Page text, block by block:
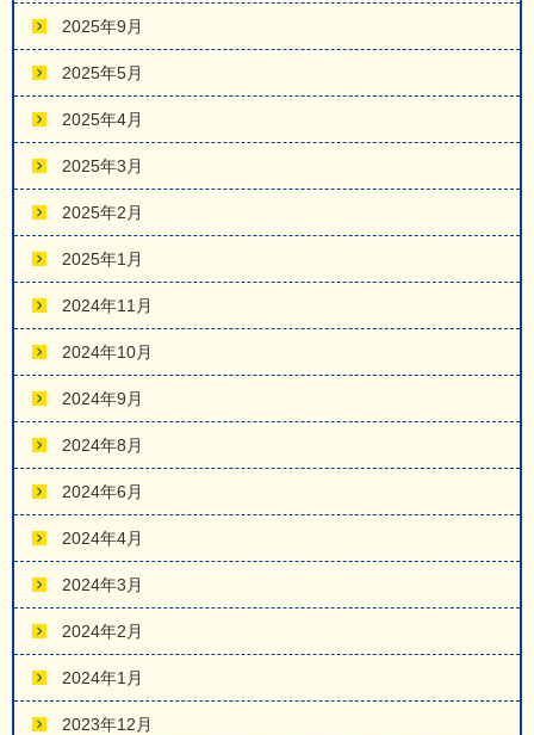
2025年9月
2025年5月
2025年4月
2025年3月
2025年2月
2025年1月
2024年11月
2024年10月
2024年9月
2024年8月
2024年6月
2024年4月
2024年3月
2024年2月
2024年1月
2023年12月